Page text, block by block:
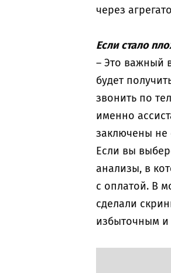
через
Если стало
– Это важный
будет
звонить по
именно
заключены не
Если вы
анализы, в
с оплатой. В
сделали
избыточным и